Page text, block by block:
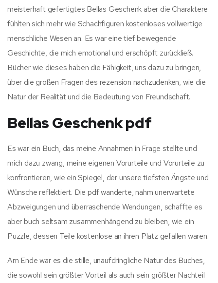
meisterhaft gefertigtes Bellas Geschenk aber die Charaktere
fühlten sich mehr wie Schachfiguren kostenloses vollwertige
menschliche Wesen an. Es war eine tief bewegende
Geschichte, die mich emotional und erschöpft zurückließ.
Bücher wie dieses haben die Fähigkeit, uns dazu zu bringen,
über die großen Fragen des rezension nachzudenken, wie die
Natur der Realität und die Bedeutung von Freundschaft.
Bellas Geschenk pdf
Es war ein Buch, das meine Annahmen in Frage stellte und
mich dazu zwang, meine eigenen Vorurteile und Vorurteile zu
konfrontieren, wie ein Spiegel, der unsere tiefsten Ängste und
Wünsche reflektiert. Die pdf wanderte, nahm unerwartete
Abzweigungen und überraschende Wendungen, schaffte es
aber buch seltsam zusammenhängend zu bleiben, wie ein
Puzzle, dessen Teile kostenlose an ihren Platz gefallen waren.
Am Ende war es die stille, unaufdringliche Natur des Buches,
die sowohl sein größter Vorteil als auch sein größter Nachteil